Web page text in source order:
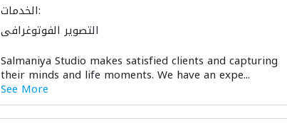
الخدمات:
التصوير الفوتوغرافي
Salmaniya Studio makes satisfied clients and capturing
their minds and life moments. We have an expe...
See More